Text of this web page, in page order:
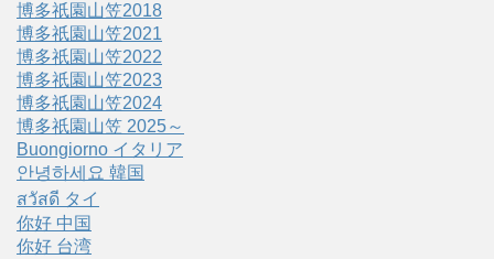
博多祇園山笠2018
博多祇園山笠2021
博多祇園山笠2022
博多祇園山笠2023
博多祇園山笠2024
博多祇園山笠 2025～
Buongiorno イタリア
안녕하세요 韓国
สวัสดี タイ
你好 中国
你好 台湾